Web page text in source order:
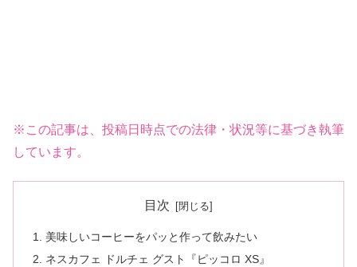
※この記事は、投稿日時点での法律・状況等に基づき執筆
しています。
目次
美味しいコーヒーをパッと作って飲みたい
ネスカフェ ドルチェ グスト『ピッコロ XS』